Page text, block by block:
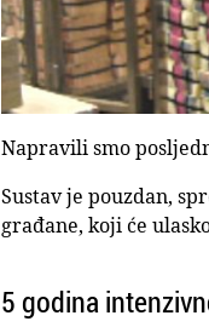
Napravili smo
Sustav je pouzdan,
građane, koji će
5 godina